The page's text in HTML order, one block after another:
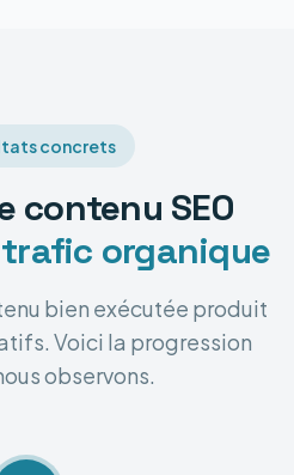
concrets
contenu SEO
trafic organique
bien exécutée produit
Voici la progression
observons.